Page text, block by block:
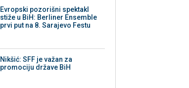
Evropski pozorišni spektakl
stiže u BiH: Berliner Ensemble
prvi put na 8. Sarajevo Festu
Nikšić: SFF je važan za
promociju države BiH